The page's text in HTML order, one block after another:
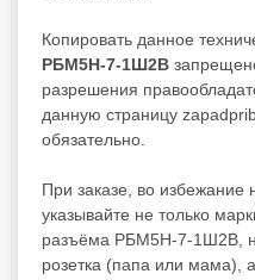
Копировать данное
РБМ5Н-7-1Ш2В
разрешения
данную страницу
обязательно.
При заказе, во избежание
указывайте не только
разъёма РБМ5Н-7-1Ш2В,
розетка (папа или мама),